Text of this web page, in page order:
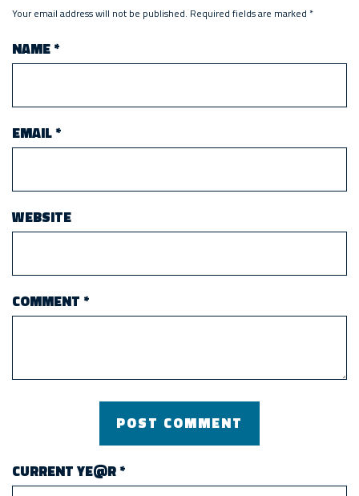
Your email address will not be published. Required fields are marked *
NAME*
EMAIL*
WEBSITE
COMMENT *
CURRENT YE@R*